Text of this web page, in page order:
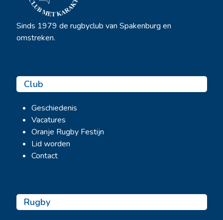
Sinds 1979 de rugbyclub van Spakenburg en
omstreken.
Club
Geschiedenis
Vacatures
Oranje Rugby Festijn
Lid worden
Contact
Rugby